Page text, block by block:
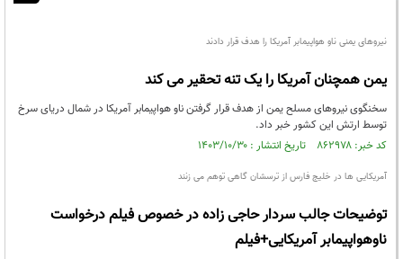
نیروهای یمنی ناو هواپیمابر آمریکا را هدف قرار دادند
یمن همچنان آمریکا را یک تنه تحقیر می کند
سخنگوی نیروهای مسلح یمن از هدف قرار گرفتن ناو هواپیمابر آمریکا در شمال دریای سرخ
توسط ارتش این کشور خبر داد.
کد خبر: ۸۶۲۹۷۸ تاریخ انتشار : ۱۴۰۳/۱۰/۳۰
آمریکایی ها در خلیج فارس از ترسشان گاهی توهم می زنند
توضیحات جالب سردار حاجی زاده در خصوص فیلم درخواست
ناوهواپیمابر آمریکایی+فیلم